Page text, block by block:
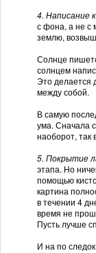
4. Написание
с фона, а не с
землю,
Солнце
солнцем
Это делается
между собой.
В самую
ума. Сначала
наоборот,
5. Покрытие
этапа. Но
помощью
картина
в течении 4
время не
Пусть лучше
И на по